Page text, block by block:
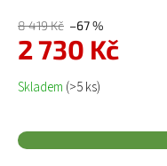
8 419 Kč –67 %
2 730 Kč
Měrná cena:
Skladem (>5 ks)